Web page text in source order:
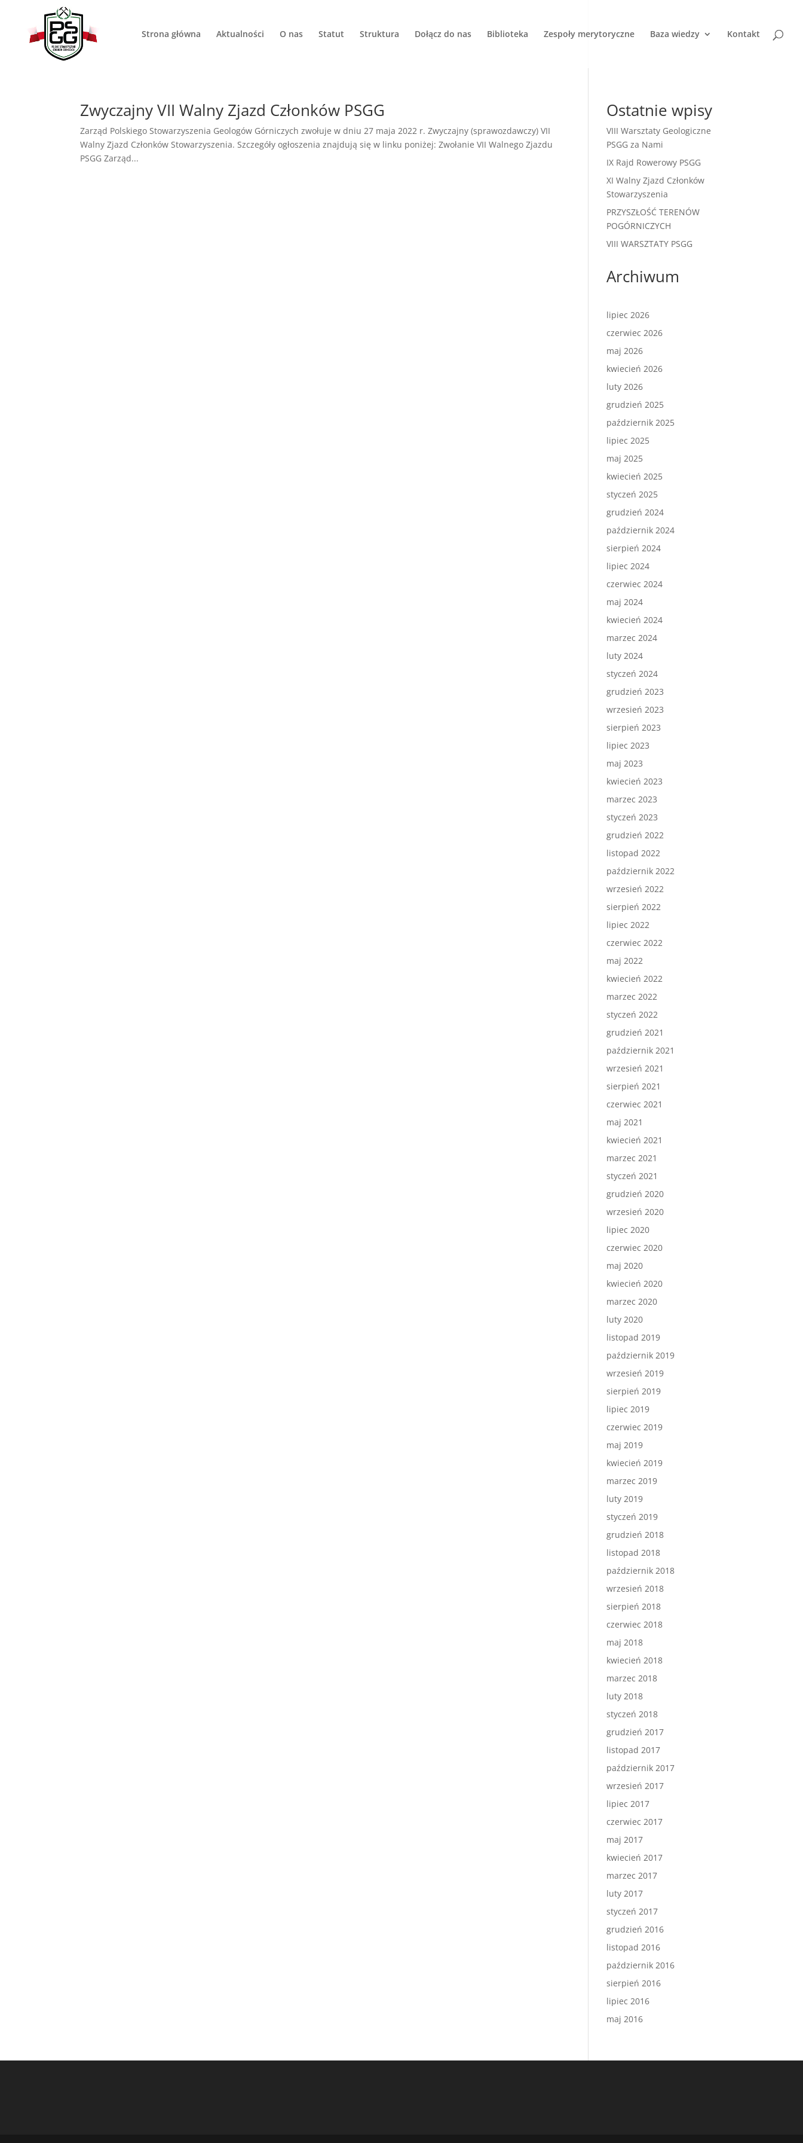
Strona główna Aktualności O nas Statut Struktura Dołącz do nas Biblioteka Zespoły merytoryczne Baza wiedzy Kontakt
Zwyczajny VII Walny Zjazd Członków PSGG
Zarząd Polskiego Stowarzyszenia Geologów Górniczych zwołuje w dniu 27 maja 2022 r. Zwyczajny (sprawozdawczy) VII
Walny Zjazd Członków Stowarzyszenia. Szczegóły ogłoszenia znajdują się w linku poniżej: Zwołanie VII Walnego Zjazdu
PSGG Zarząd...
Ostatnie wpisy
VIII Warsztaty Geologiczne
PSGG za Nami
IX Rajd Rowerowy PSGG
XI Walny Zjazd Członków
Stowarzyszenia
PRZYSZŁOŚĆ TERENÓW
POGÓRNICZYCH
VIII WARSZTATY PSGG
Archiwum
lipiec 2026
czerwiec 2026
maj 2026
kwiecień 2026
luty 2026
grudzień 2025
październik 2025
lipiec 2025
maj 2025
kwiecień 2025
styczeń 2025
grudzień 2024
październik 2024
sierpień 2024
lipiec 2024
czerwiec 2024
maj 2024
kwiecień 2024
marzec 2024
luty 2024
styczeń 2024
grudzień 2023
wrzesień 2023
sierpień 2023
lipiec 2023
maj 2023
kwiecień 2023
marzec 2023
styczeń 2023
grudzień 2022
listopad 2022
październik 2022
wrzesień 2022
sierpień 2022
lipiec 2022
czerwiec 2022
maj 2022
kwiecień 2022
marzec 2022
styczeń 2022
grudzień 2021
październik 2021
wrzesień 2021
sierpień 2021
czerwiec 2021
maj 2021
kwiecień 2021
marzec 2021
styczeń 2021
grudzień 2020
wrzesień 2020
lipiec 2020
czerwiec 2020
maj 2020
kwiecień 2020
marzec 2020
luty 2020
listopad 2019
październik 2019
wrzesień 2019
sierpień 2019
lipiec 2019
czerwiec 2019
maj 2019
kwiecień 2019
marzec 2019
luty 2019
styczeń 2019
grudzień 2018
listopad 2018
październik 2018
wrzesień 2018
sierpień 2018
czerwiec 2018
maj 2018
kwiecień 2018
marzec 2018
luty 2018
styczeń 2018
grudzień 2017
listopad 2017
październik 2017
wrzesień 2017
lipiec 2017
czerwiec 2017
maj 2017
kwiecień 2017
marzec 2017
luty 2017
styczeń 2017
grudzień 2016
listopad 2016
październik 2016
sierpień 2016
lipiec 2016
maj 2016